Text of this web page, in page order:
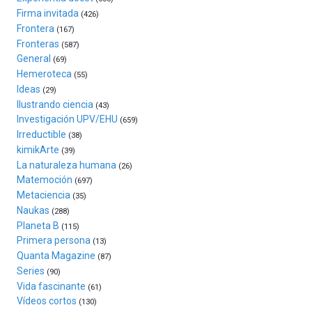
la
ciudad
de
monólogos,
exposiciones,
conferencias,
docufórums
y
espectáculos
del
16
de
septiembre
al
4
de
octubre.
La
iniciativa,
organizada
Firma invitada (426)
Frontera (167)
Fronteras (587)
General (69)
Hemeroteca (55)
Ideas (29)
Ilustrando ciencia (43)
Investigación UPV/EHU (659)
Irreductible (38)
kimikArte (39)
La naturaleza humana (26)
Matemoción (697)
Metaciencia (35)
Naukas (288)
Planeta B (115)
Primera persona (13)
Quanta Magazine (87)
Series (90)
Vida fascinante (61)
Vídeos cortos (130)